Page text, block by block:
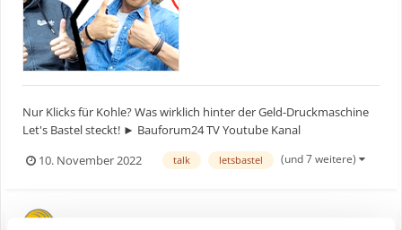
Nur Klicks für Kohle? Was wirklich hinter der Geld-Druckmaschine
Let's Bastel steckt! ► Bauforum24 TV Youtube Kanal
10. November 2022
talk letsbastel (und 7 weitere)